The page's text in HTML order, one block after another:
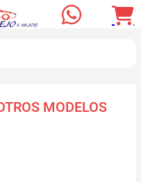
MODELOS